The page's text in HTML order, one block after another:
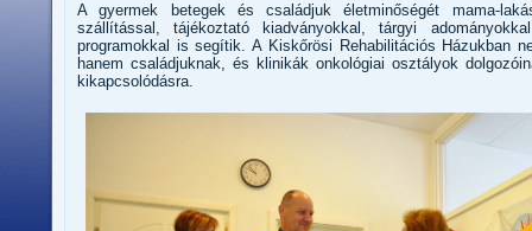
A gyermek betegek és családjuk életminőségét mama-
szállítással, tájékoztató kiadványokkal, tárgyi
programokkal is segítik. A Kiskőrösi Rehabilitációs Házukban
hanem családjuknak, és klinikák onkológiai osztályok
kikapcsolódásra.